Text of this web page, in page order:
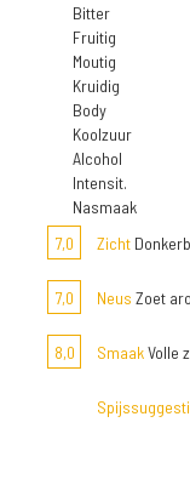
Bitter
Fruitig
Moutig
Kruidig
Body
Koolzuur
Alcohol
Intensit.
Nasmaak
7,0
Zicht
7,0 Neus Zoet
8,0 SmaakVolle